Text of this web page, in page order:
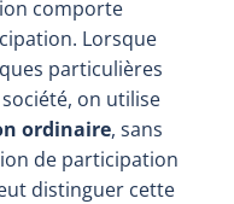
comporte
Lorsque
particulières
on utilise
ordinaire, sans
de participation
distinguer cette